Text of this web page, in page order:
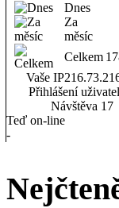
Dnes
Za
měsíc
Celkem
Vaše IP
Přihlášení
Návštěva 17
Teď on-line
-